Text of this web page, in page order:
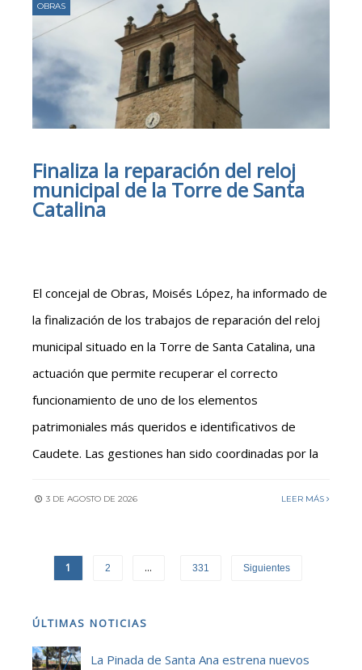
OBRAS
Finaliza la reparación del reloj
municipal de la Torre de Santa
Catalina
El concejal de Obras, Moisés López, ha informado de
la finalización de los trabajos de reparación del reloj
municipal situado en la Torre de Santa Catalina, una
actuación que permite recuperar el correcto
funcionamiento de uno de los elementos
patrimoniales más queridos e identificativos de
Caudete. Las gestiones han sido coordinadas por la
3 DE AGOSTO DE 2026 LEER MÁS
1 2 … 331 Siguientes
ÚLTIMAS NOTICIAS
La Pinada de Santa Ana estrena nuevos